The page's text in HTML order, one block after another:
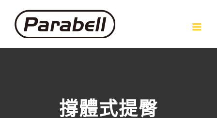
content
撐體式提臀